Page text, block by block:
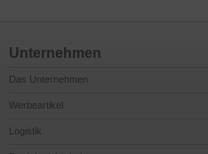
Unternehmen
Das Unternehmen
Werbeartikel
Logistik